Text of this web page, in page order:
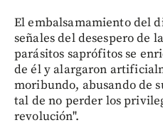
El embalsamamiento del
señales del desespero de
parásitos saprófitos se
de él y alargaron
moribundo, abusando de
tal de no perder los
revolución".